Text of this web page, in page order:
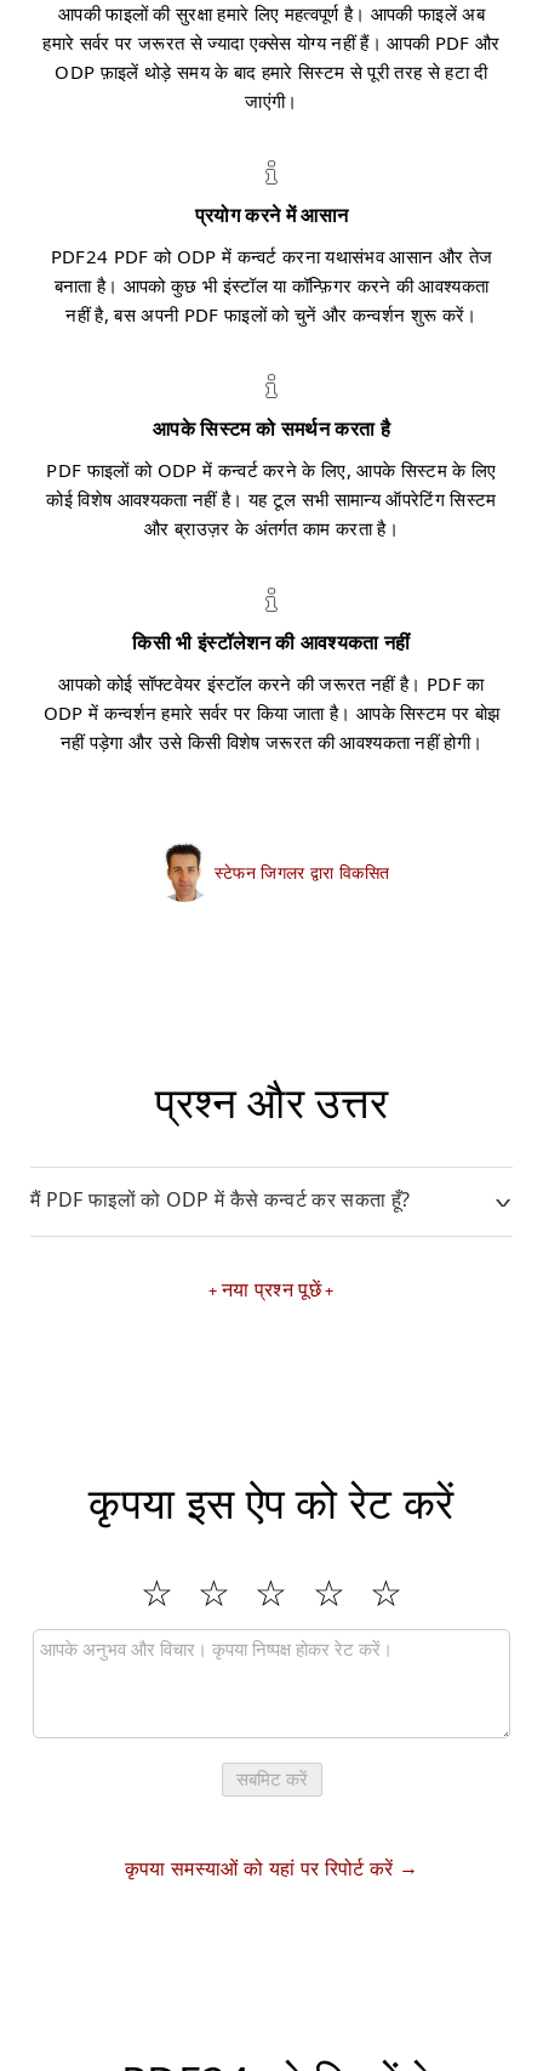
आपकी फाइलों की सुरक्षा हमारे लिए महत्वपूर्ण है। आपकी फाइलें अब
हमारे सर्वर पर जरूरत से ज्यादा एक्सेस योग्य नहीं हैं। आपकी PDF और
ODP फ़ाइलें थोड़े समय के बाद हमारे सिस्टम से पूरी तरह से हटा दी
जाएंगी।
प्रयोग करने में आसान
PDF24 PDF को ODP में कन्वर्ट करना यथासंभव आसान और तेज
बनाता है। आपको कुछ भी इंस्टॉल या कॉन्फ़िगर करने की आवश्यकता
नहीं है, बस अपनी PDF फाइलों को चुनें और कन्वर्शन शुरू करें।
आपके सिस्टम को समर्थन करता है
PDF फाइलों को ODP में कन्वर्ट करने के लिए, आपके सिस्टम के लिए
कोई विशेष आवश्यकता नहीं है। यह टूल सभी सामान्य ऑपरेटिंग सिस्टम
और ब्राउज़र के अंतर्गत काम करता है।
किसी भी इंस्टॉलेशन की आवश्यकता नहीं
आपको कोई सॉफ्टवेयर इंस्टॉल करने की जरूरत नहीं है। PDF का
ODP में कन्वर्शन हमारे सर्वर पर किया जाता है। आपके सिस्टम पर बोझ
नहीं पड़ेगा और उसे किसी विशेष जरूरत की आवश्यकता नहीं होगी।
स्टेफन जिगलर द्वारा विकसित
प्रश्न और उत्तर
मैं PDF फाइलों को ODP में कैसे कन्वर्ट कर सकता हूँ?
नया प्रश्न पूछें
कृपया इस ऐप को रेट करें
सबमिट करें
कृपया समस्याओं को यहां पर रिपोर्ट करें